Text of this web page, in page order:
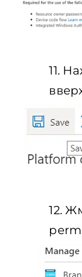
11.
12.